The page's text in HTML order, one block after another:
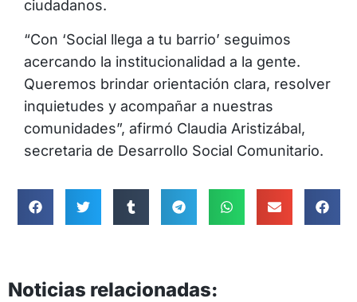
ciudadanos.
“Con ‘Social llega a tu barrio’ seguimos
acercando la institucionalidad a la gente.
Queremos brindar orientación clara, resolver
inquietudes y acompañar a nuestras
comunidades”, afirmó Claudia Aristizábal,
secretaria de Desarrollo Social Comunitario.
Noticias relacionadas: